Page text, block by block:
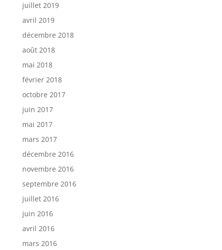
juillet 2019
avril 2019
décembre 2018
août 2018
mai 2018
février 2018
octobre 2017
juin 2017
mai 2017
mars 2017
décembre 2016
novembre 2016
septembre 2016
juillet 2016
juin 2016
avril 2016
mars 2016